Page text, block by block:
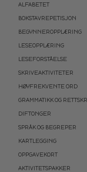
ALFABETET
BOKSTAVREPETISJON
BEGYNNEROPPLÆRING
LESEOPPLÆRING
LESEFORSTÅELSE
SKRIVEAKTIVITETER
HØYFREKVENTE ORD
GRAMMATIKK OG
DIFTONGER
SPRÅK OG BEGREPER
KARTLEGGING
OPPGAVEKORT
AKTIVITETSPAKKER